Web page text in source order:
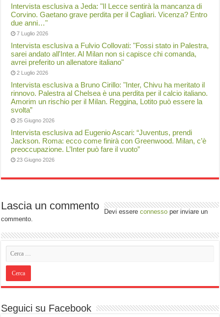
Intervista esclusiva a Jeda: "Il Lecce sentirà la mancanza di
Corvino. Gaetano grave perdita per il Cagliari. Vicenza? Entro
due anni…"
7 Luglio 2026
Intervista esclusiva a Fulvio Collovati: "Fossi stato in Palestra,
sarei andato all'Inter. Al Milan non si capisce chi comanda,
avrei preferito un allenatore italiano"
2 Luglio 2026
Intervista esclusiva a Bruno Cirillo: "Inter, Chivu ha meritato il
rinnovo. Palestra al Chelsea è una perdita per il calcio italiano.
Amorim un rischio per il Milan. Reggina, Lotito può essere la
svolta”
25 Giugno 2026
Intervista esclusiva ad Eugenio Ascari: “Juventus, prendi
Jackson. Roma: ecco come finirà con Greenwood. Milan, c’è
preoccupazione. L’Inter può fare il vuoto”
23 Giugno 2026
Lascia un commento Devi essereconnesso per inviare un
commento.
Seguici su Facebook